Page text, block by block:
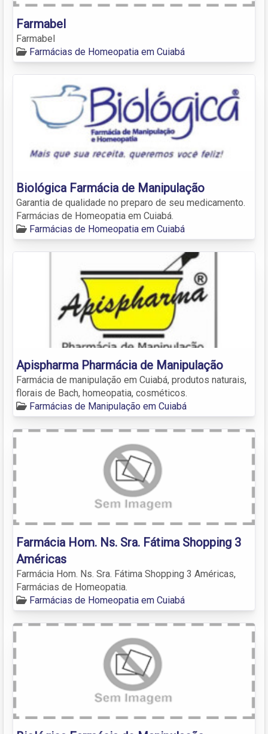
Farmabel
Farmabel
Farmácias de Homeopatia em Cuiabá
Biológica Farmácia de Manipulação
Garantia de qualidade no preparo de seu medicamento.
Farmácias de Homeopatia em Cuiabá.
Farmácias de Homeopatia em Cuiabá
Apispharma Pharmácia de Manipulação
Farmácia de manipulação em Cuiabá, produtos naturais,
florais de Bach, homeopatia, cosméticos.
Farmácias de Manipulação em Cuiabá
Farmácia Hom. Ns. Sra. Fátima Shopping 3
Américas
Farmácia Hom. Ns. Sra. Fátima Shopping 3 Américas,
Farmácias de Homeopatia.
Farmácias de Homeopatia em Cuiabá